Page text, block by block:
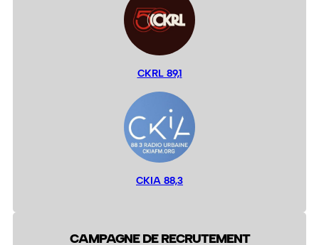
CKRL 89,1
CKIA 88,3
CAMPAGNE DE RECRUTEMENT